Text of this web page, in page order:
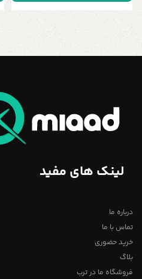
لینک های مفید
درباره ما
تماس با ما
خرید حضوری
بلاگ
فروشگاه ما در ترب